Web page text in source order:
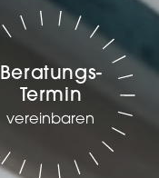
Beratungs-
Termin
vereinbaren